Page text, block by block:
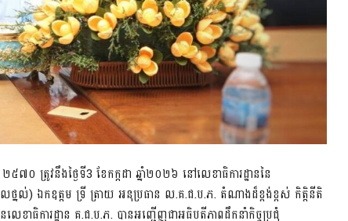
០ ត្រូវនឹងថ្ងៃទី3​ ខែកក្កដា​ ឆ្នាំ២០២៦ នៅលេខាធិការដ្ឋាននៃ
លថ្នល់) ឯកឧត្តម ទ្រី ត្រាយ អនុប្រធាន ល.គ.ជ.ប.ភ. តំណាងដ៏ខ្ពង់ខ្ពស់ កិត្តិនីតិ
ាធិការដ្ឋាន គ.ជ.ប.ភ. បានអញ្ជើញជាអធិបតីភាពដឹកនាំកិច្ចប្រជុំ